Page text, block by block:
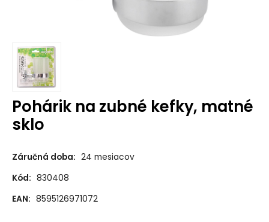
Pohárik na zubné kefky, matné
sklo
Záručná doba: 24 mesiacov
Kód: 830408
EAN: 8595126971072